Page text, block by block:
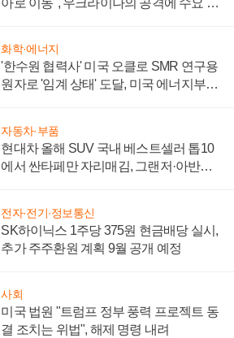
화학·에너지
'한수원 협력사' 미국 오클로 SMR 연구용
원자로 '임계 상태' 도달, 미국 에너지부
자동차·부품
현대차 올해 SUV 국내 베스트셀러 톱10
에서 싼타페만 자리매김, 그랜저·아반떼
전자·전기·정보통신
SK하이닉스 1주당 375원 현금배당 실시,
추가 주주환원 계획 9월 공개 예정
사회
미국 법원 "트럼프 정부 풍력 프로젝트 동
결 조치는 위법", 해제 명령 내려